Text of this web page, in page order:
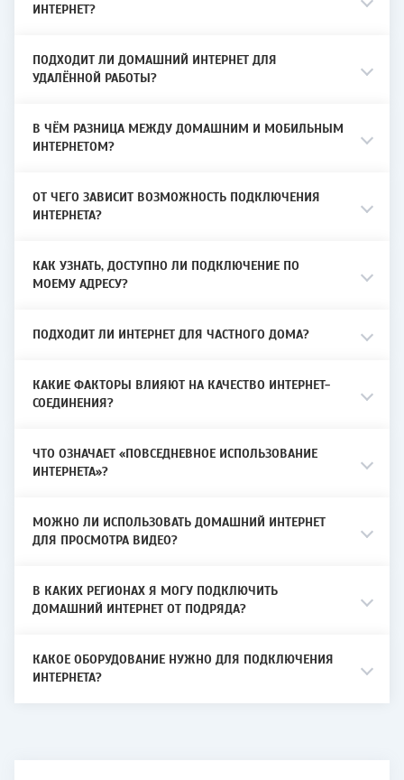
Услуги предоставляются во Владивостоке,
Надеждинском, Врангеле, Заводском,
Новом, Славянке и Тавричанке.
проверит конкретный адрес и подскажет,
какие услуги и тарифы доступны в доме.
Подключение в квартире и частном
В многоквартирных домах подключение
выполняется по уже построенной сети. В
проверяет техническую возможность,
Для частных домов условия подключения
проверки адреса.
Как проверить адрес и подключиться
Чтобы проверить адрес, оставьте заявку
После проверки технической возможности
специалист подберет доступный вариант
Абоненты могут управлять услугами через
ИНТЕРНЕТ?
ПОДХОДИТ ЛИ ДОМАШНИЙ ИНТЕРНЕТ ДЛЯ
УДАЛЁННОЙ РАБОТЫ?
В ЧЁМ РАЗНИЦА МЕЖДУ ДОМАШНИМ И МОБИЛЬНЫМ
ИНТЕРНЕТОМ?
ОТ ЧЕГО ЗАВИСИТ ВОЗМОЖНОСТЬ ПОДКЛЮЧЕНИЯ
ИНТЕРНЕТА?
КАК УЗНАТЬ, ДОСТУПНО ЛИ ПОДКЛЮЧЕНИЕ ПО
МОЕМУ АДРЕСУ?
ПОДХОДИТ ЛИ ИНТЕРНЕТ ДЛЯ ЧАСТНОГО ДОМА?
КАКИЕ ФАКТОРЫ ВЛИЯЮТ НА КАЧЕСТВО ИНТЕРНЕТ-
СОЕДИНЕНИЯ?
ЧТО ОЗНАЧАЕТ «ПОВСЕДНЕВНОЕ ИСПОЛЬЗОВАНИЕ
ИНТЕРНЕТА»?
МОЖНО ЛИ ИСПОЛЬЗОВАТЬ ДОМАШНИЙ ИНТЕРНЕТ
ДЛЯ ПРОСМОТРА ВИДЕО?
В КАКИХ РЕГИОНАХ Я МОГУ ПОДКЛЮЧИТЬ
ДОМАШНИЙ ИНТЕРНЕТ ОТ ПОДРЯДА?
КАКОЕ ОБОРУДОВАНИЕ НУЖНО ДЛЯ ПОДКЛЮЧЕНИЯ
ИНТЕРНЕТА?